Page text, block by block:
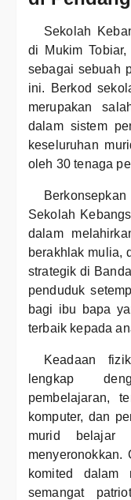
Sekolah
di Mukim
sebagai sebuah
ini. Berkod
merupakan
dalam sistem
keseluruhan
oleh 30 tenaga
Sekolah
dalam
berakhlak mulia,
strategik di
penduduk
bagi ibu bapa
terbaik kepada
Keadaan
lengkap
pembelajaran,
komputer, dan
murid belajar
menyeronokkan.
komited dalam
semangat